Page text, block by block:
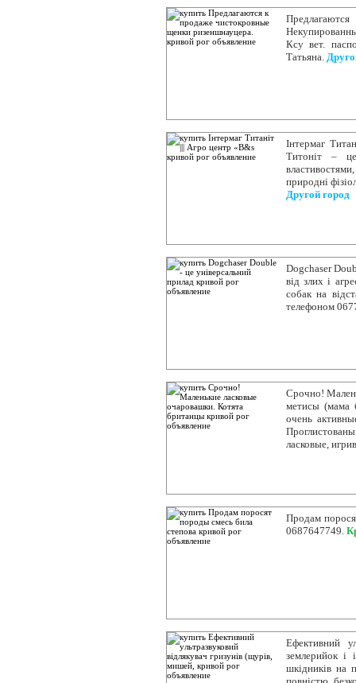
Ксу вет.
Татьяна.
Інтермаг
Титоніт –
природні
Другой город
Dogchaser
від злих і
собак на
телефоном
Срочно!
метисы (мама
очень
ласковые,
Продам
0687647749.
Ефективний
землерийок і
шкідників на